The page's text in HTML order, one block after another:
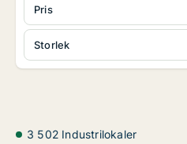
Storlek
Pris
3 502 Industrilokaler